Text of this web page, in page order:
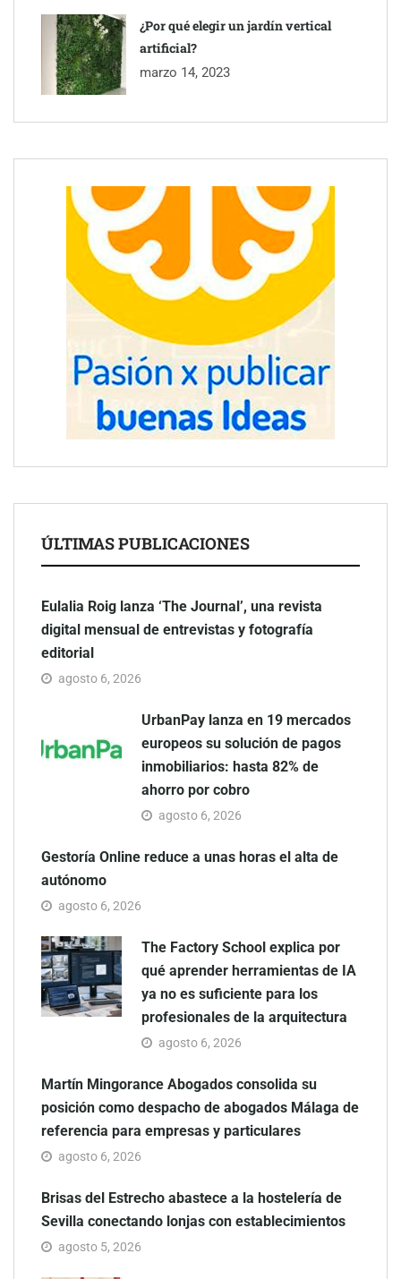
¿Por qué elegir un jardín vertical
artificial?
marzo 14, 2023
ÚLTIMAS PUBLICACIONES
Eulalia Roig lanza ‘The Journal’, una revista
digital mensual de entrevistas y fotografía
editorial
agosto 6, 2026
UrbanPay lanza en 19 mercados
europeos su solución de pagos
inmobiliarios: hasta 82% de
ahorro por cobro
agosto 6, 2026
Gestoría Online reduce a unas horas el alta de
autónomo
agosto 6, 2026
The Factory School explica por
qué aprender herramientas de IA
ya no es suficiente para los
profesionales de la arquitectura
agosto 6, 2026
Martín Mingorance Abogados consolida su
posición como despacho de abogados Málaga de
referencia para empresas y particulares
agosto 6, 2026
Brisas del Estrecho abastece a la hostelería de
Sevilla conectando lonjas con establecimientos
agosto 5, 2026